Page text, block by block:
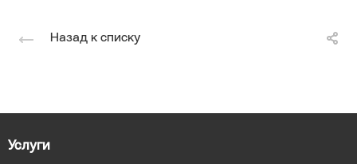
Назад к списку
Услуги